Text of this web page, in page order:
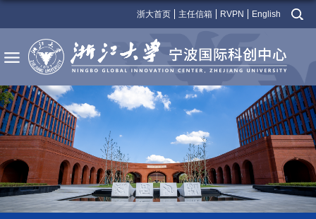
浙大首页 主任信箱 RVPN English